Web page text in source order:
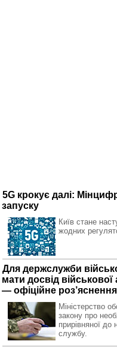
5G крокує далі:
запуску
Київ стане
жодних
Для держслужби
мати досвід
— офіційне роз’яснення
Міністерство
закону про
прирівняної
службу.